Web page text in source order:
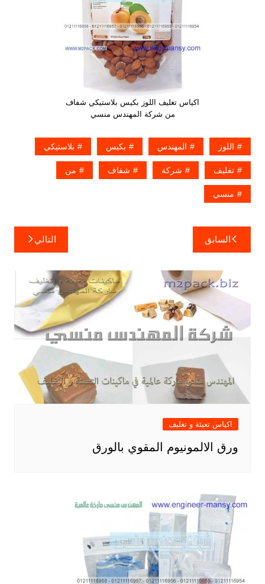
اكياس تغليف اللوز بكيس بلاستيكي شفاف
من شركة المهندس منسي
اللوز المهندس بكيس بلاستيكي
تغليف شركة شفاف من
منسي
تصفّح
المقالات
السابق التالي
اكياس تعبئة و تغليف
ورق الالمونيوم المقوي بالورق